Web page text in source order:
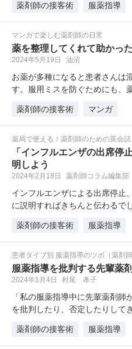
薬剤師の接客術
服薬指導
マンガで楽しむ薬剤師の日常
薬を整理してくれて助かった
2024年5月19日 油沼
お薬が多種になると患者さんは
す。服用ミスを防ぐためにも、
薬剤師の接客術
マンガ
薬局で使える！薬剤師のための英会話
「インフルエンザの出席停
明しよう
2024年2月18日 薬剤師コラム編集部
インフルエンザによる出席停止
に説明すればきちんと伝わるで
薬剤師の接客術
服薬指導
患者タイプ別 服薬指導のツボ（薬剤師
服薬指導を批判する先輩薬
2024年1月4日 村尾 孝子
「私の服薬指導中に先輩薬剤師
を批判したり、否定したりして
薬剤師の接客術
服薬指導